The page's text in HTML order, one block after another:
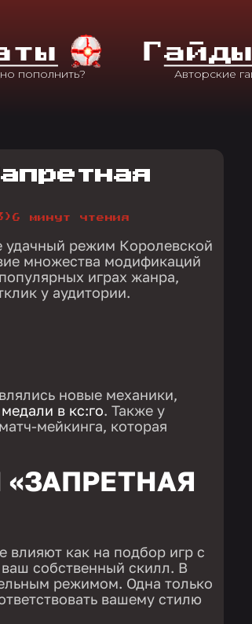
ГАйды
6 минут чтения
удачный режим Королевской
множества модификаций
играх жанра,
у аудитории.
новые механики,
медали в кс:го. Также у
мейкинга, которая
влияют как на подбор игр с
собственный скилл. В
режимом. Одна только
вашему стилю